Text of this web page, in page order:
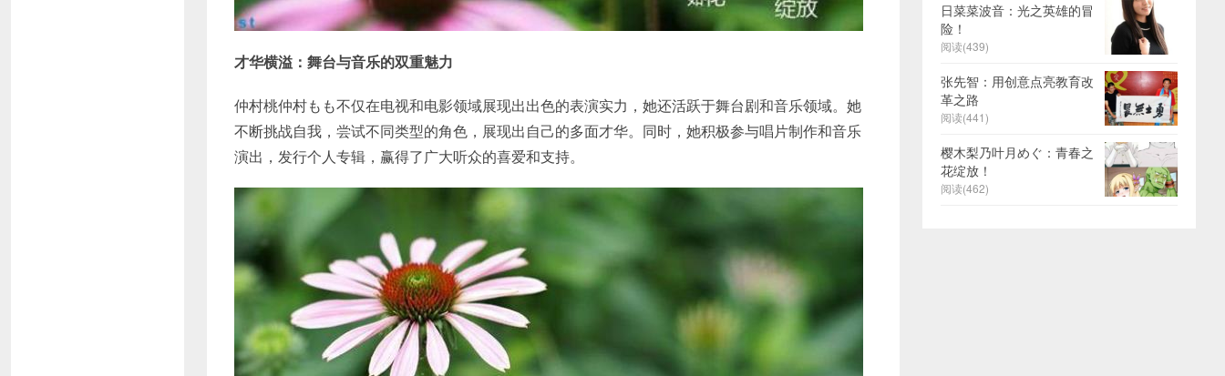
才华横溢：舞台与音乐的双重魅力
仲村桃仲村もも不仅在电视和电影领域展现出出色的表演实力，她还活跃于舞台剧和音乐领域。她
不断挑战自我，尝试不同类型的角色，展现出自己的多面才华。同时，她积极参与唱片制作和音乐
演出，发行个人专辑，赢得了广大听众的喜爱和支持。
日菜菜波音：光之英雄的冒
险！
阅读(439)
张先智：用创意点亮教育改
革之路
阅读(441)
樱木梨乃叶月めぐ：青春之
花绽放！
阅读(462)